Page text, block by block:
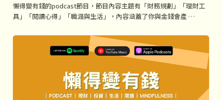
懶得變有錢的podcast節目，節目內容主題有「財務規劃」「理財工
具」「閱讀心得」「職涯與生活」，內容涵蓋了你與金錢會產 …